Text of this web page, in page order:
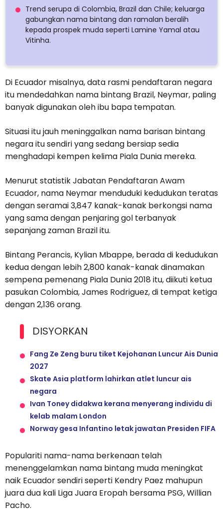
Trend serupa di Colombia, Brazil dan Chile; keluarga
gabungkan nama bintang dan ramalan beralih
kepada prospek muda seperti Lamine Yamal atau
Vitinha.
Di Ecuador misalnya, data rasmi pendaftaran negara
itu mendedahkan nama bintang Brazil, Neymar, paling
banyak digunakan oleh ibu bapa tempatan.
Situasi itu jauh meninggalkan nama barisan bintang
negara itu sendiri yang sedang bersiap sedia
menghadapi kempen kelima Piala Dunia mereka.
Menurut statistik Jabatan Pendaftaran Awam
Ecuador, nama Neymar menduduki kedudukan teratas
dengan seramai 3,847 kanak-kanak berkongsi nama
yang sama dengan penjaring gol terbanyak
sepanjang zaman Brazil itu.
Bintang Perancis, Kylian Mbappe, berada di kedudukan
kedua dengan lebih 2,800 kanak-kanak dinamakan
sempena pemenang Piala Dunia 2018 itu, diikuti ketua
pasukan Colombia, James Rodriguez, di tempat ketiga
dengan 2,136 orang.
DISYORKAN
Fang Ze Zeng buru tiket Kejohanan Luncur Ais Dunia
2027
Skate Asia platform lahirkan atlet luncur ais
negara
Ivan Toney didakwa kerana menyerang individu di
kelab malam London
Norway gesa Infantino letak jawatan Presiden FIFA
Populariti nama-nama berkenaan telah
menenggelamkan nama bintang muda meningkat
naik Ecuador sendiri seperti Kendry Paez mahupun
juara dua kali Liga Juara Eropah bersama PSG, Willian
Pacho.